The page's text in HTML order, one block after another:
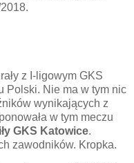
z I-ligowym GKS
Polski. Nie ma w tym nic
wynikających z
w tym meczu
GKS Katowice.
zawodników. Kropka.